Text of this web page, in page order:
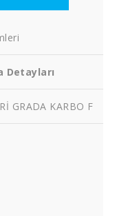
Detayları
GRADA KARBO F